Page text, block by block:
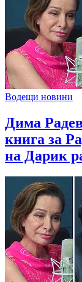
Водещи новини
Дима
книга за
на Дарик